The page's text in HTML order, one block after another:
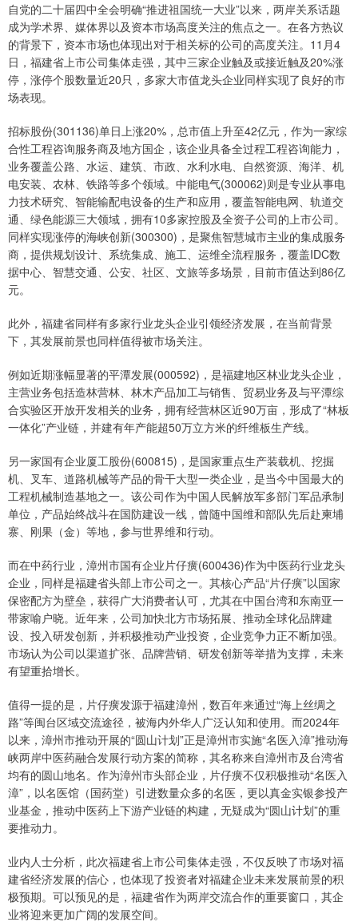
自党的二十届四中全会明确“推进祖国统一大业”以来，两岸关系话题
成为学术界、媒体界以及资本市场高度关注的焦点之一。在各方热议
的背景下，资本市场也体现出对于相关标的公司的高度关注。11月4
日，福建省上市公司集体走强，其中三家企业触及或接近触及20%涨
停，涨停个股数量近20只，多家大市值龙头企业同样实现了良好的市
场表现。
招标股份(301136)单日上涨20%，总市值上升至42亿元，作为一家综
合性工程咨询服务商及地方国企，该企业具备全过程工程咨询能力，
业务覆盖公路、水运、建筑、市政、水利水电、自然资源、海洋、机
电安装、农林、铁路等多个领域。中能电气(300062)则是专业从事电
力技术研究、智能输配电设备的生产和应用，覆盖智能电网、轨道交
通、绿色能源三大领域，拥有10多家控股及全资子公司的上市公司。
同样实现涨停的海峡创新(300300)，是聚焦智慧城市主业的集成服务
商，提供规划设计、系统集成、施工、运维全流程服务，覆盖IDC数
据中心、智慧交通、公安、社区、文旅等多场景，目前市值达到86亿
元。
此外，福建省同样有多家行业龙头企业引领经济发展，在当前背景
下，其发展前景也同样值得被市场关注。
例如近期涨幅显著的平潭发展(000592)，是福建地区林业龙头企业，
主营业务包括造林营林、林木产品加工与销售、贸易业务及与平潭综
合实验区开放开发相关的业务，拥有经营林区近90万亩，形成了“林板
一体化”产业链，并建有年产能超50万立方米的纤维板生产线。
另一家国有企业厦工股份(600815)，是国家重点生产装载机、挖掘
机、叉车、道路机械等产品的骨干大型一类企业，是当今中国最大的
工程机械制造基地之一。该公司作为中国人民解放军多部门军品承制
单位，产品始终战斗在国防建设一线，曾随中国维和部队先后赴柬埔
寨、刚果（金）等地，参与世界维和行动。
而在中药行业，漳州市国有企业片仔癀(600436)作为中医药行业龙头
企业，同样是福建省头部上市公司之一。其核心产品“片仔癀”以国家
保密配方为壁垒，获得广大消费者认可，尤其在中国台湾和东南亚一
带家喻户晓。近年来，公司加快北方市场拓展、推动全球化品牌建
设、投入研发创新，并积极推动产业投资，企业竞争力正不断加强。
市场认为公司以渠道扩张、品牌营销、研发创新等举措为支撑，未来
有望重拾增长。
值得一提的是，片仔癀发源于福建漳州，数百年来通过“海上丝绸之
路”等闽台区域交流途径，被海内外华人广泛认知和使用。而2024年
以来，漳州市推动开展的“圆山计划”正是漳州市实施“名医入漳”推动海
峡两岸中医药融合发展行动方案的简称，其名称来自漳州市及台湾省
均有的圆山地名。作为漳州市头部企业，片仔癀不仅积极推动“名医入
漳”，以名医馆（国药堂）引进数量众多的名医，更以真金实银参投产
业基金，推动中医药上下游产业链的构建，无疑成为“圆山计划”的重
要推动力。
业内人士分析，此次福建省上市公司集体走强，不仅反映了市场对福
建省经济发展的信心，也体现了投资者对福建企业未来发展前景的积
极预期。可以预见的是，福建省作为两岸交流合作的重要窗口，其企
业将迎来更加广阔的发展空间。